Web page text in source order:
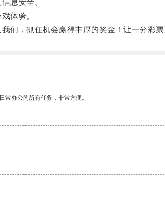
息安全。
体验。
，抓住机会赢得丰厚的奖金！让一分彩
办公的所有任务，非常方便。